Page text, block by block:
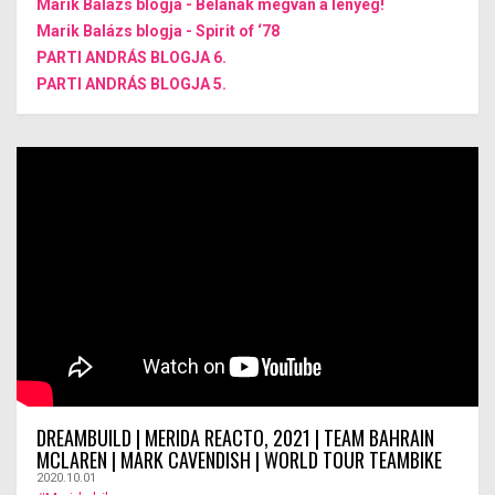
Marik Balázs blogja - Bélának megvan a lényeg!
Marik Balázs blogja - Spirit of ‘78
PARTI ANDRÁS BLOGJA 6.
PARTI ANDRÁS BLOGJA 5.
DREAMBUILD | MERIDA REACTO, 2021 | TEAM BAHRAIN
MCLAREN | MARK CAVENDISH | WORLD TOUR TEAMBIKE
2020.10.01